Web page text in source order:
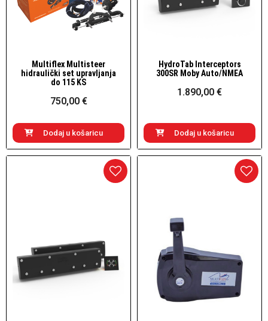
Brzi pogled
Multiflex Multisteer
hidraulički set upravljanja
do 115 KS
750,00 €
Dodaj u košaricu
Brzi pogled
HydroTab Interceptors
300SR Moby Auto/NMEA
1.890,00 €
Dodaj u košaricu